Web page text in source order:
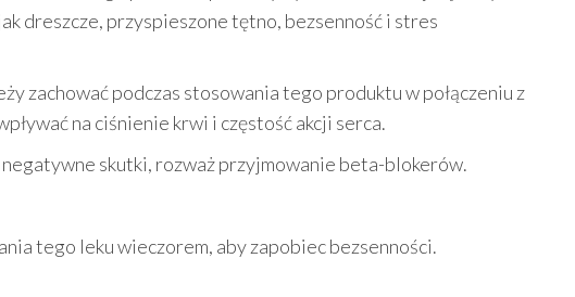
dreszcze, przyspieszone tętno, bezsenność i stres
zachować podczas stosowania tego produktu w połączeniu z
na ciśnienie krwi i częstość akcji serca.
skutki, rozważ przyjmowanie beta-blokerów.
tego leku wieczorem, aby zapobiec bezsenności.